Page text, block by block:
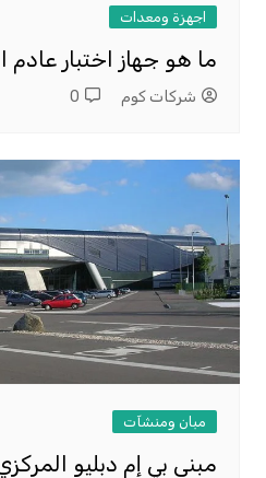
اجهزة ومعدات
ما هو جهاز اختبار عادم
شركات كوم 0
مبان ومنشآت
مبنى بي إم دبليو المركزي